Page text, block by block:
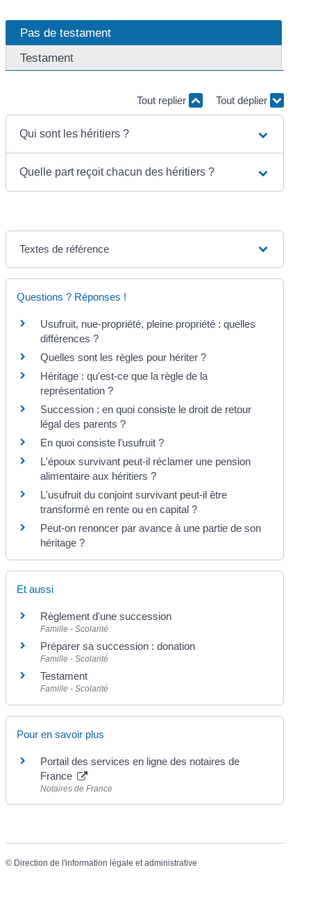
Pas de testament
Testament
Tout replier Tout déplier
Qui sont les héritiers ?
Quelle part reçoit chacun des héritiers ?
Textes de référence
Questions ? Réponses !
Usufruit, nue-propriété, pleine propriété : quelles
différences ?
Quelles sont les règles pour hériter ?
Héritage : qu'est-ce que la règle de la
représentation ?
Succession : en quoi consiste le droit de retour
légal des parents ?
En quoi consiste l'usufruit ?
L'époux survivant peut-il réclamer une pension
alimentaire aux héritiers ?
L'usufruit du conjoint survivant peut-il être
transformé en rente ou en capital ?
Peut-on renoncer par avance à une partie de son
héritage ?
Et aussi
Règlement d'une succession
Famille - Scolarité
Préparer sa succession : donation
Famille - Scolarité
Testament
Famille - Scolarité
Pour en savoir plus
Portail des services en ligne des notaires de
France
Notaires de France
© Direction de l'information légale et administrative